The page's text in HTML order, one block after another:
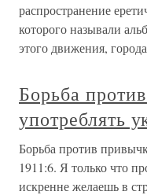
распространение
которого называли
этого движения, города
Борьба
употреблять
Борьба против
1911:6. Я только что
искренне желаешь в